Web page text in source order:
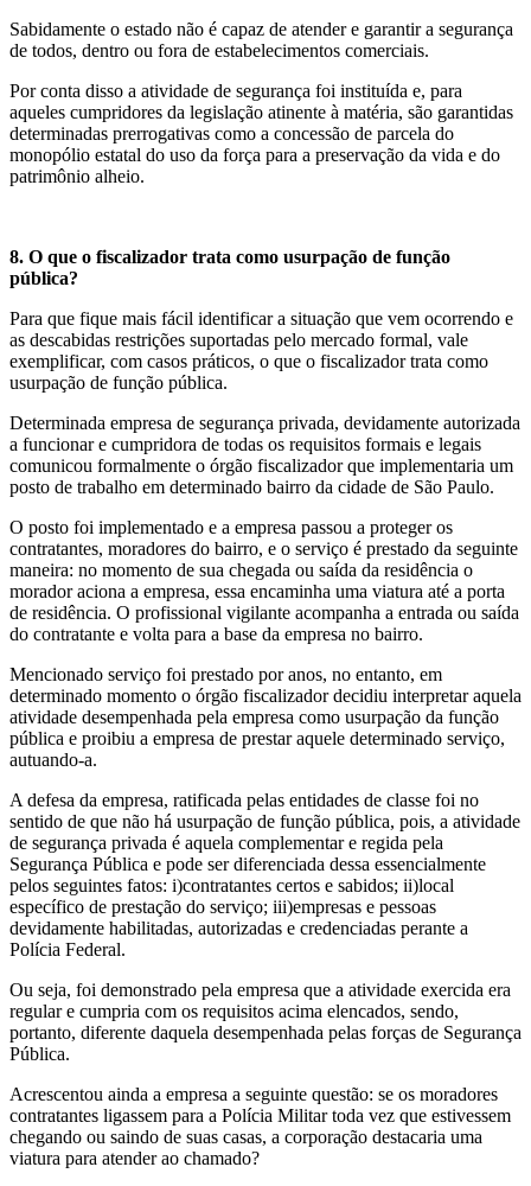
Sabidamente o estado não é capaz de atender e garantir a segurança
de todos, dentro ou fora de estabelecimentos comerciais.
Por conta disso a atividade de segurança foi instituída e, para
aqueles cumpridores da legislação atinente à matéria, são garantidas
determinadas prerrogativas como a concessão de parcela do
monopólio estatal do uso da força para a preservação da vida e do
patrimônio alheio.
8. O que o fiscalizador trata como usurpação de função
pública?
Para que fique mais fácil identificar a situação que vem ocorrendo e
as descabidas restrições suportadas pelo mercado formal, vale
exemplificar, com casos práticos, o que o fiscalizador trata como
usurpação de função pública.
Determinada empresa de segurança privada, devidamente autorizada
a funcionar e cumpridora de todas os requisitos formais e legais
comunicou formalmente o órgão fiscalizador que implementaria um
posto de trabalho em determinado bairro da cidade de São Paulo.
O posto foi implementado e a empresa passou a proteger os
contratantes, moradores do bairro, e o serviço é prestado da seguinte
maneira: no momento de sua chegada ou saída da residência o
morador aciona a empresa, essa encaminha uma viatura até a porta
de residência. O profissional vigilante acompanha a entrada ou saída
do contratante e volta para a base da empresa no bairro.
Mencionado serviço foi prestado por anos, no entanto, em
determinado momento o órgão fiscalizador decidiu interpretar aquela
atividade desempenhada pela empresa como usurpação da função
pública e proibiu a empresa de prestar aquele determinado serviço,
autuando-a.
A defesa da empresa, ratificada pelas entidades de classe foi no
sentido de que não há usurpação de função pública, pois, a atividade
de segurança privada é aquela complementar e regida pela
Segurança Pública e pode ser diferenciada dessa essencialmente
pelos seguintes fatos: i)contratantes certos e sabidos; ii)local
específico de prestação do serviço; iii)empresas e pessoas
devidamente habilitadas, autorizadas e credenciadas perante a
Polícia Federal.
Ou seja, foi demonstrado pela empresa que a atividade exercida era
regular e cumpria com os requisitos acima elencados, sendo,
portanto, diferente daquela desempenhada pelas forças de Segurança
Pública.
Acrescentou ainda a empresa a seguinte questão: se os moradores
contratantes ligassem para a Polícia Militar toda vez que estivessem
chegando ou saindo de suas casas, a corporação destacaria uma
viatura para atender ao chamado?